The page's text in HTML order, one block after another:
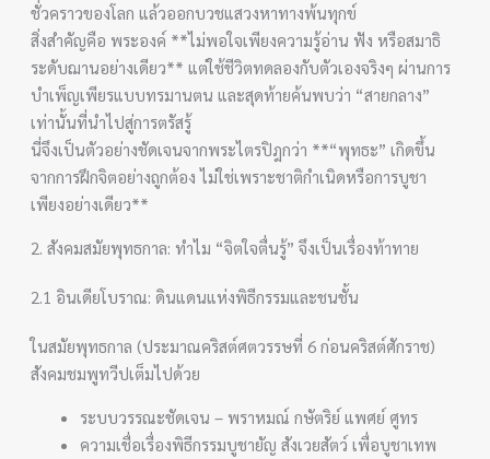
ชั่วคราวของโลก แล้วออกบวชแสวงหาทางพ้นทุกข์
สิ่งสำคัญคือ พระองค์ **ไม่พอใจเพียงความรู้อ่าน ฟัง หรือสมาธิ
ระดับฌานอย่างเดียว** แต่ใช้ชีวิตทดลองกับตัวเองจริงๆ ผ่านการ
บำเพ็ญเพียรแบบทรมานตน และสุดท้ายค้นพบว่า “สายกลาง”
เท่านั้นที่นำไปสู่การตรัสรู้
นี่จึงเป็นตัวอย่างชัดเจนจากพระไตรปิฎกว่า **“พุทธะ” เกิดขึ้น
จากการฝึกจิตอย่างถูกต้อง ไม่ใช่เพราะชาติกำเนิดหรือการบูชา
เพียงอย่างเดียว**
2. สังคมสมัยพุทธกาล: ทำไม “จิตใจตื่นรู้” จึงเป็นเรื่องท้าทาย
2.1 อินเดียโบราณ: ดินแดนแห่งพิธีกรรมและชนชั้น
ในสมัยพุทธกาล (ประมาณคริสต์ศตวรรษที่ 6 ก่อนคริสต์ศักราช)
สังคมชมพูทวีปเต็มไปด้วย
ระบบวรรณะชัดเจน – พราหมณ์ กษัตริย์ แพศย์ ศูทร
ความเชื่อเรื่องพิธีกรรมบูชายัญ สังเวยสัตว์ เพื่อบูชาเทพ